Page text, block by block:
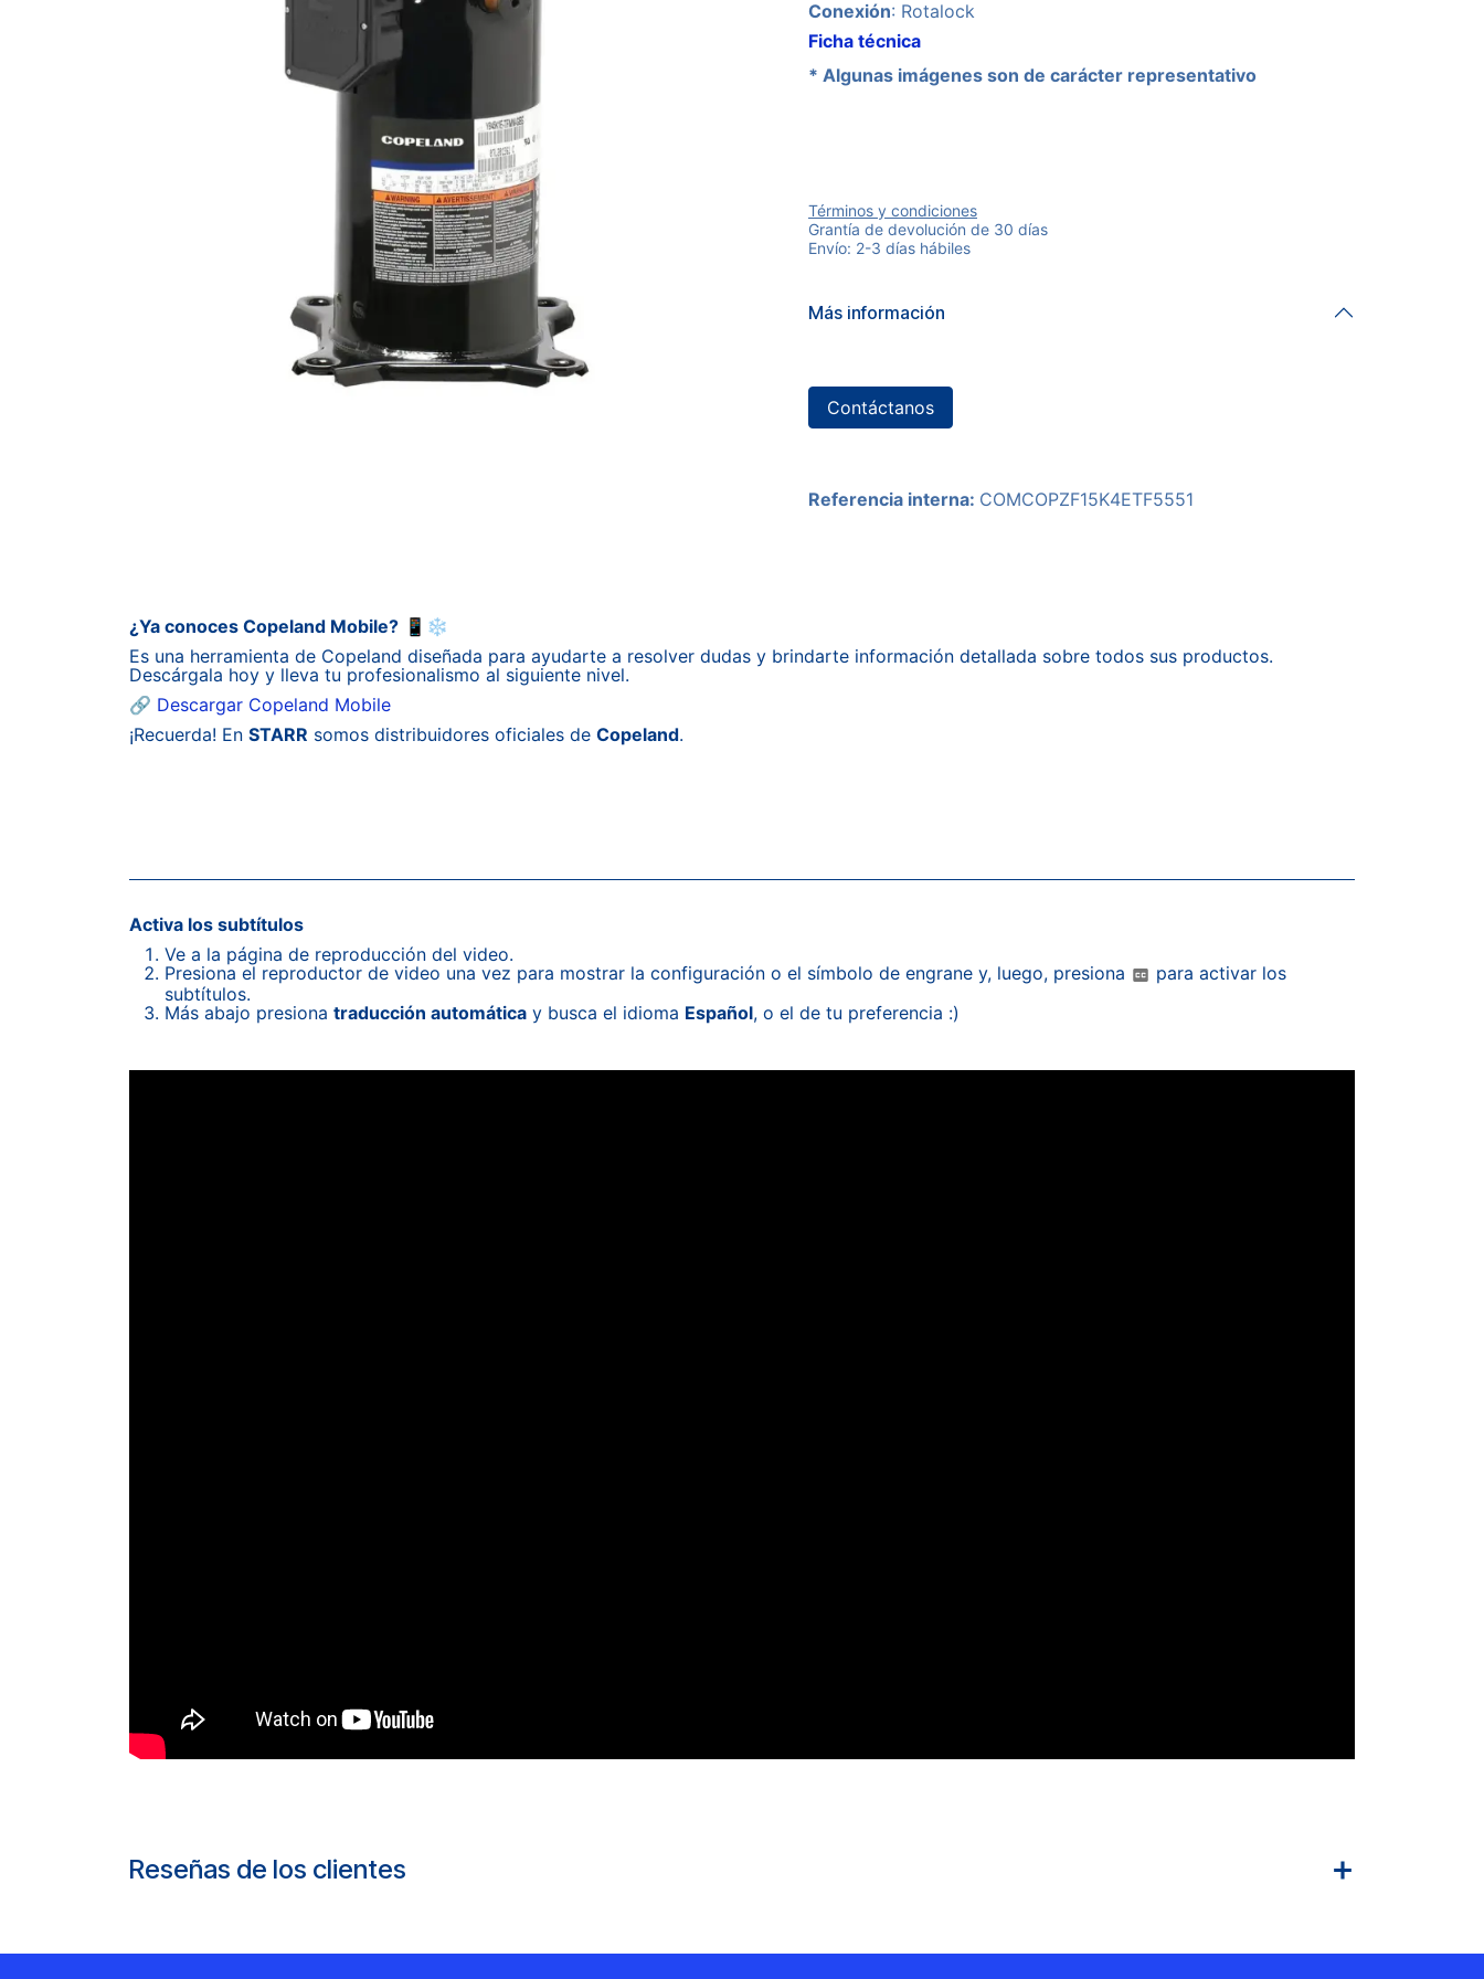
Conexión: Rotalock
Ficha técnica
* Algunas imágenes son de carácter representativo
Términos y condiciones
Grantía de devolución de 30 días
Envío: 2-3 días hábiles
Más información
Contáctanos
Referencia interna: COMCOPZF15K4ETF5551
¿Ya conoces Copeland Mobile? 📱❄️
Es una herramienta de Copeland diseñada para ayudarte a resolver dudas y brindarte información detallada sobre todos sus productos.
Descárgala hoy y lleva tu profesionalismo al siguiente nivel.
🔗 Descargar Copeland Mobile
¡Recuerda! En STARR somos distribuidores oficiales de Copeland.
Activa los subtítulos
Ve a la página de reproducción del video.
Presiona el reproductor de video una vez para mostrar la configuración o el símbolo de engrane y, luego, presiona
para activar los
subtítulos.
Más abajo presiona traducción automática y busca el idioma Español, o el de tu preferencia :)
Reseñas de los clientes